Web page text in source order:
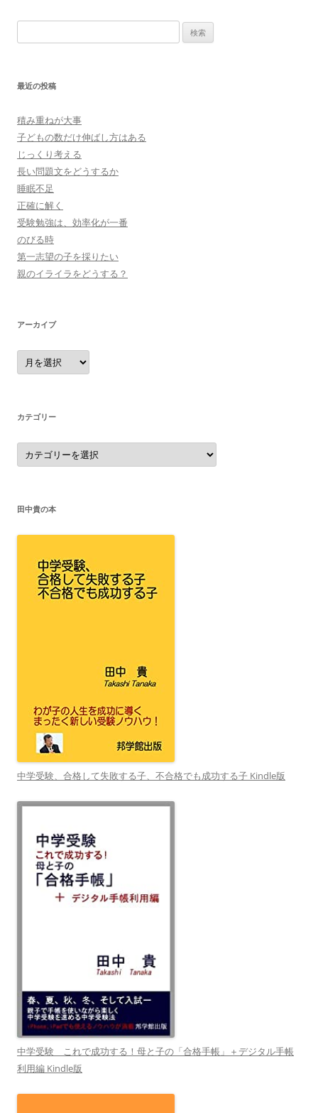
索:
最近の投稿
積み重ねが大事
子どもの数だけ伸ばし方はある
じっくり考える
長い問題文をどうするか
睡眠不足
正確に解く
受験勉強は、効率化が一番
のびる時
第一志望の子を採りたい
親のイライラをどうする？
アーカイブ
ア
ー
カ
カテゴリー
カ
テ
ゴ
田中貴の本
中学受験、合格して失敗する子、不合格でも成功する子 Kindle版
中学受験 これで成功する！母と子の「合格手帳」＋デジタル手帳
利用編 Kindle版